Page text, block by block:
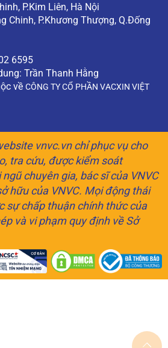
P.Kim Liên, Hà Nội
Chinh, P.Khương Thượng, Q.Đống
6595
Trần Thanh Hằng
về CÔNG TY CỔ PHẦN VACXIN VIỆT
vnvc.vn chỉ phục vụ cho
tra cứu, được kiểm soát
chuyên gia, bác sĩ của VNVC
hữu của VNVC. Mọi động thái
sự chấp thuận chính thức của
và vi phạm quy định về Sở